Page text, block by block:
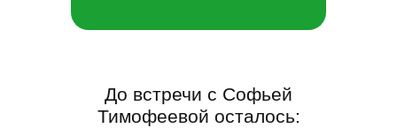
До встречи с Софьей
Тимофеевой осталось: